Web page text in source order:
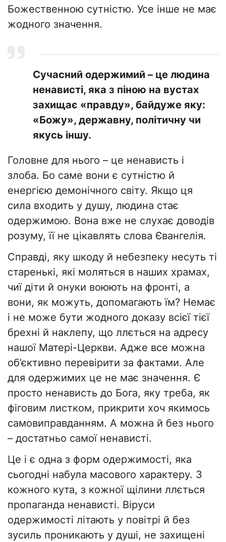
Божественною сутністю. Усе інше не має
жодного значення.
Сучасний одержимий – це людина
ненависті, яка з піною на вустах
захищає «правду», байдуже яку:
«Божу», державну, політичну чи
якусь іншу.
Головне для нього – це ненависть і
злоба. Бо саме вони є сутністю й
енергією демонічного світу. Якщо ця
сила входить у душу, людина стає
одержимою. Вона вже не слухає доводів
розуму, її не цікавлять слова Євангелія.
Справді, яку шкоду й небезпеку несуть ті
старенькі, які моляться в наших храмах,
чиї діти й онуки воюють на фронті, а
вони, як можуть, допомагають їм? Немає
і не може бути жодного доказу всієї тієї
брехні й наклепу, що ллється на адресу
нашої Матері-Церкви. Адже все можна
об’єктивно перевірити за фактами. Але
для одержимих це не має значення. Є
просто ненависть до Бога, яку треба, як
фіговим листком, прикрити хоч якимось
самовиправданням. А можна й без нього
– достатньо самої ненависті.
Це і є одна з форм одержимості, яка
сьогодні набула масового характеру. З
кожного кута, з кожної щілини ллється
пропаганда ненависті. Віруси
одержимості літають у повітрі й без
зусиль проникають у душі, не захищені